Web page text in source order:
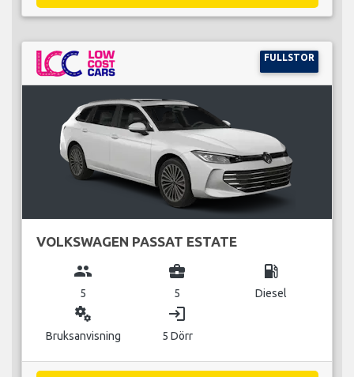
FULLSTOR
VOLKSWAGEN PASSAT ESTATE
group
5
business_center
5
local_gas_station
Diesel
miscellaneous_services
Bruksanvisning
login
5 Dörr